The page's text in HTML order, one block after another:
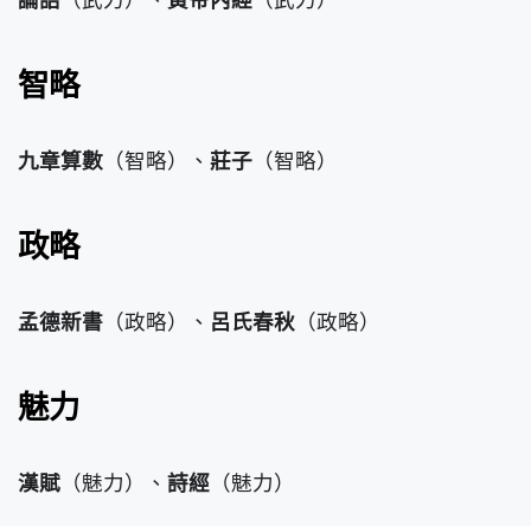
智略
九章算數 （智略）、 莊子 （智略）
政略
孟德新書 （政略）、 呂氏春秋 （政略）
魅力
漢賦 （魅力）、 詩經 （魅力）